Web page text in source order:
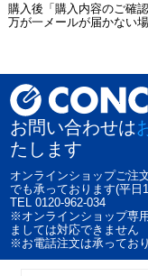
購入後「購入内容のご確
万が一メールが届かない
お問い合わせは
たします
オンラインショップご注
でも承っております(平日
TEL 0120-962-034
※オンラインショップ専
ましては対応できません
※お電話注文は承ってお